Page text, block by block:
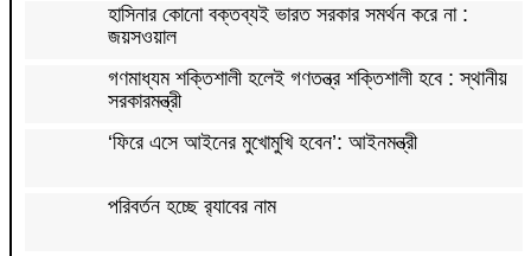
হাসিনার কোনো বক্তব্যই ভারত সরকার সমর্থন করে না :
জয়সওয়াল
গণমাধ্যম শক্তিশালী হলেই গণতন্ত্র শক্তিশালী হবে : স্থানীয়
সরকারমন্ত্রী
‘ফিরে এসে আইনের মুখোমুখি হবেন’: আইনমন্ত্রী
পরিবর্তন হচ্ছে র‌্যাবের নাম